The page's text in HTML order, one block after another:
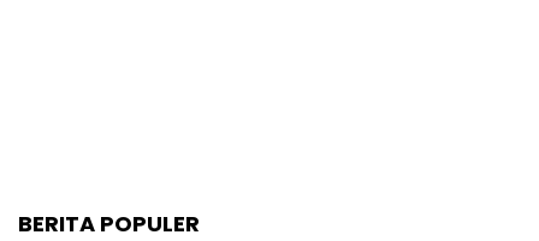
BERITA POPULER